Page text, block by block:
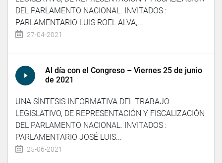
DEL PARLAMENTO NACIONAL. INVITADOS :
PARLAMENTARIO LUIS ROEL ALVA,...
27-04-2021
Al día con el Congreso – Viernes 25 de junio
de 2021
UNA SÍNTESIS INFORMATIVA DEL TRABAJO
LEGISLATIVO, DE REPRESENTACIÓN Y FISCALIZACIÓN
DEL PARLAMENTO NACIONAL. INVITADOS :
PARLAMENTARIO JOSÉ LUIS...
25-06-2021